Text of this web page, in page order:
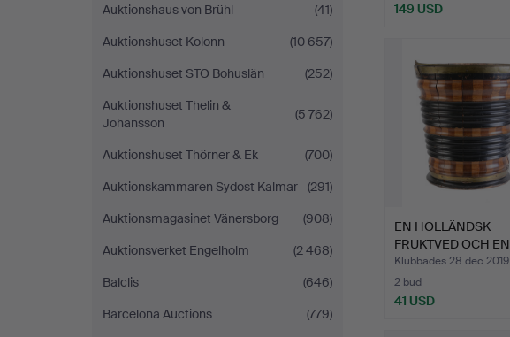
Auktionshaus von Brühl
(41)
Auktionshuset Kolonn
(10 657)
Auktionshuset STO Bohuslän
(252)
Auktionshuset Thelin &
Johansson
(5 762)
Auktionshuset Thörner & Ek
(700)
Auktionskammaren Sydost Kalmar
(291)
Auktionsmagasinet Vänersborg
(908)
Auktionsverket Engelholm
(2 468)
Balclis
(646)
Barcelona Auctions
(779)
149 USD
EN HOLLÄNDSK
FRUKTVED OCH EN
EBONISERAD HI…
Klubbades 28 dec 2019
2 bud
41 USD